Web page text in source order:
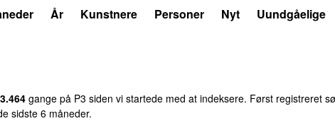
År Kunstnere Personer Nyt Uundgåelige
3.464 gange på P3 siden vi startede med at indeksere. Først registreret
sidste 6 måneder.